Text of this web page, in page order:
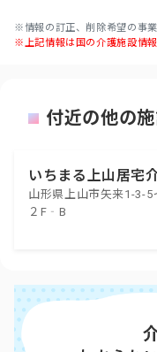
※情報の訂正、削除希望の事
※上記情報は国の介護施設情
付近の他の
いちまる上山居宅
業所
山形県上山市矢来1-3-5
２F‐B